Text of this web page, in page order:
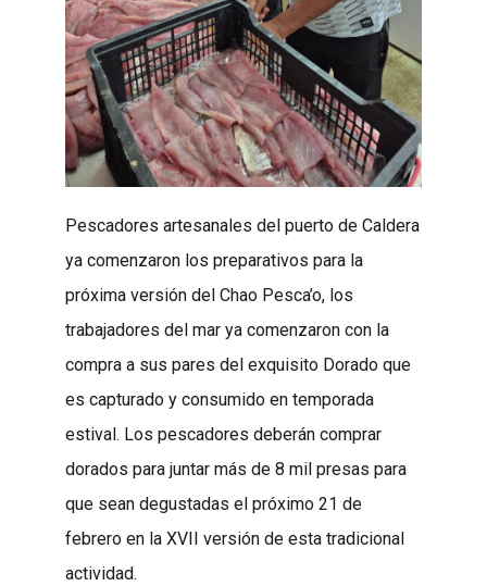
Pescadores artesanales del puerto de Caldera
ya comenzaron los preparativos para la
próxima versión del Chao Pesca’o, los
trabajadores del mar ya comenzaron con la
compra a sus pares del exquisito Dorado que
es capturado y consumido en temporada
estival. Los pescadores deberán comprar
dorados para juntar más de 8 mil presas para
que sean degustadas el próximo 21 de
febrero en la XVII versión de esta tradicional
actividad.